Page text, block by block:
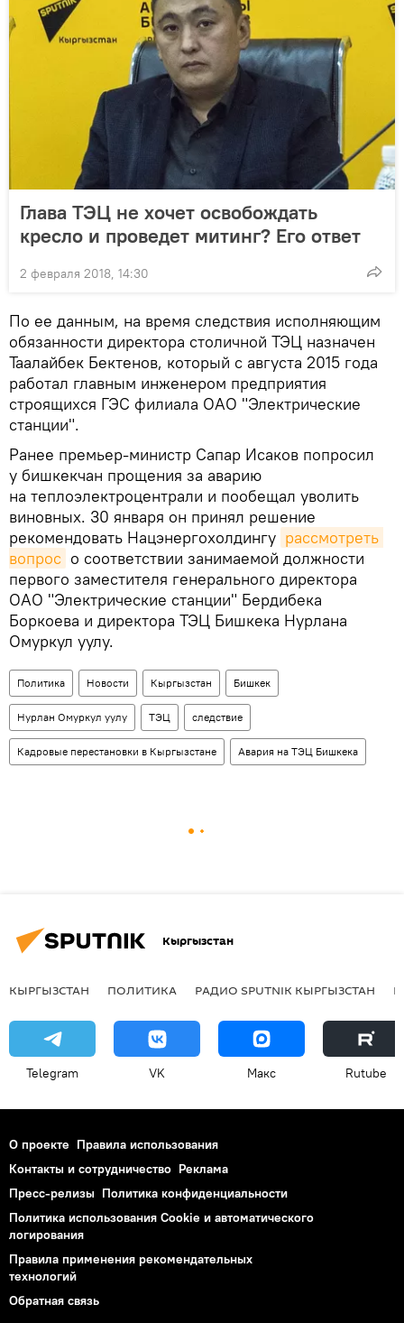
Глава ТЭЦ не хочет освобождать
кресло и проведет митинг? Его ответ
2 февраля 2018, 14:30
По ее данным, на время следствия исполняющим
обязанности директора столичной ТЭЦ назначен
Таалайбек Бектенов, который с августа 2015 года
работал главным инженером предприятия
строящихся ГЭС филиала ОАО "Электрические
станции".
Ранее премьер-министр Сапар Исаков попросил
у бишкекчан прощения за аварию
на теплоэлектроцентрали и пообещал уволить
виновных. 30 января он принял решение
рекомендовать Нацэнергохолдингу рассмотреть
вопрос о соответствии занимаемой должности
первого заместителя генерального директора
ОАО "Электрические станции" Бердибека
Боркоева и директора ТЭЦ Бишкека Нурлана
Омуркул уулу.
Политика Новости Кыргызстан Бишкек
Нурлан Омуркул уулу ТЭЦ следствие
Кадровые перестановки в Кыргызстане Авария на ТЭЦ Бишкека
Кыргызстан
КЫРГЫЗСТАН ПОЛИТИКА РАДИО SPUTNIK КЫРГЫЗСТАН
Telegram VK Макс Rutube
О проекте Правила использования
Контакты и сотрудничество Реклама
Пресс-релизы Политика конфиденциальности
Политика использования Cookie и автоматического
логирования
Правила применения рекомендательных
технологий
Обратная связь